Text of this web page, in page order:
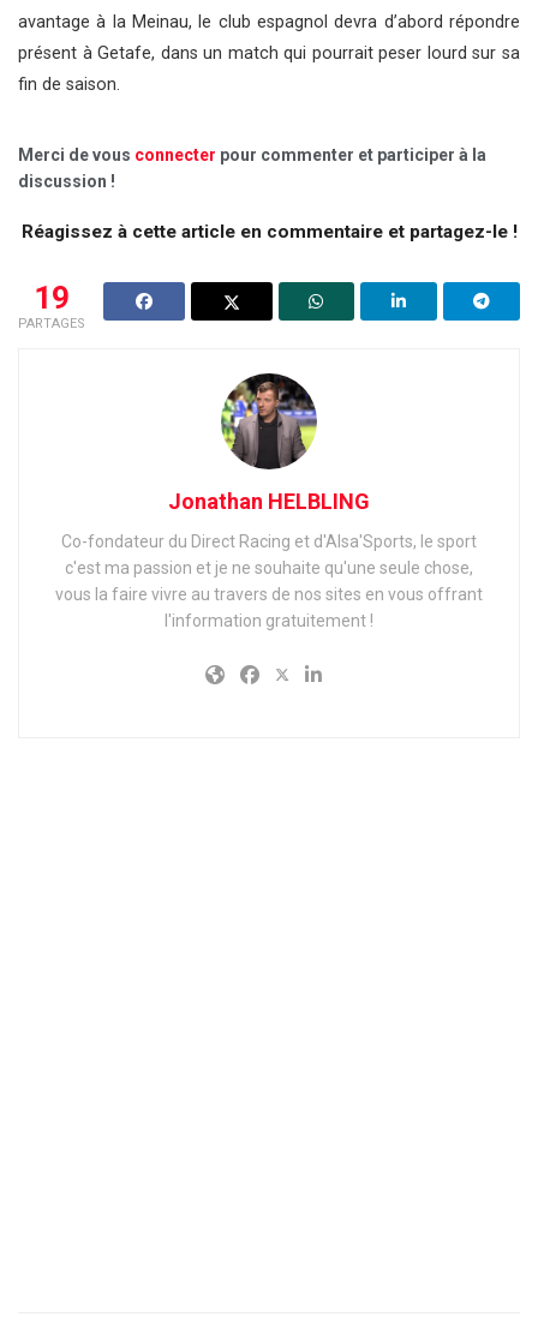
avantage à la Meinau, le club espagnol devra d’abord répondre
présent à Getafe, dans un match qui pourrait peser lourd sur sa
fin de saison.
Merci de vous connecter pour commenter et participer à la
discussion !
Réagissez à cette article en commentaire et partagez-le !
19
PARTAGES
Jonathan HELBLING
Co-fondateur du Direct Racing et d'Alsa'Sports, le sport
c'est ma passion et je ne souhaite qu'une seule chose,
vous la faire vivre au travers de nos sites en vous offrant
l'information gratuitement !